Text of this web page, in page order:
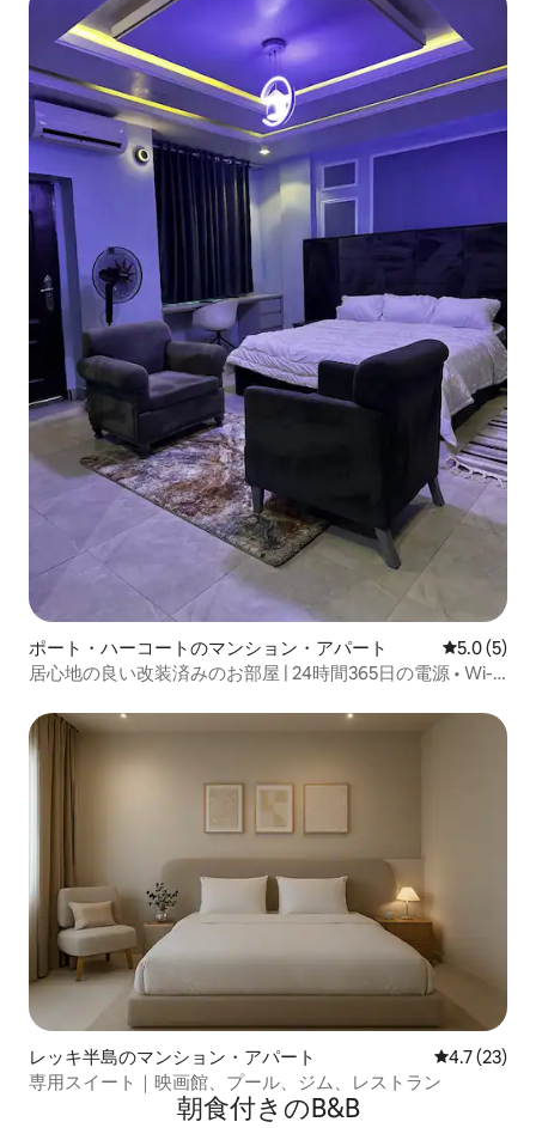
ポート・ハーコートのマンション・アパート レビュー5
5.0 (5)
居心地の良い改装済みのお部屋 | 24時間365日の電源 • Wi-Fi
レッキ半島のマンション・アパート レビュー23
4.7 (23)
専用スイート｜映画館、プール、ジム、レストラン
朝食付きのB&B